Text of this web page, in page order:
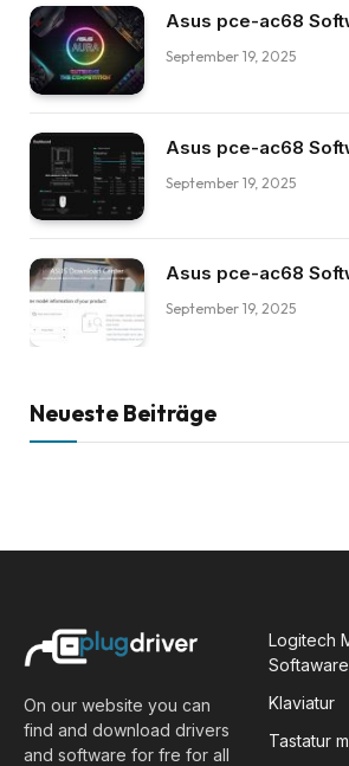
Asus pce-ac68
September 19, 2025
Asus pce-ac68
September 19, 2025
Asus pce-ac68
September 19, 2025
Neueste Beiträge
On our website you can
find and download drivers
and software for fre for all
Logitech
Softaware
Klaviatur
Tastatur